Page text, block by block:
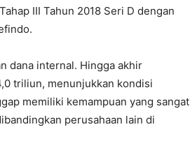
III Tahun 2018 Seri D dengan
dana internal. Hingga akhir
triliun, menunjukkan kondisi
memiliki kemampuan yang sangat
perusahaan lain di